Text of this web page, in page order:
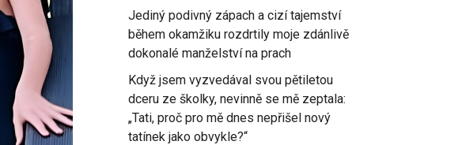
Jediný podivný zápach a cizí tajemství
během okamžiku rozdrtily moje zdánlivě
dokonalé manželství na prach
Když jsem vyzvedával svou pětiletou
dceru ze školky, nevinně se mě zeptala:
„Tati, proč pro mě dnes nepřišel nový
tatínek jako obvykle?“